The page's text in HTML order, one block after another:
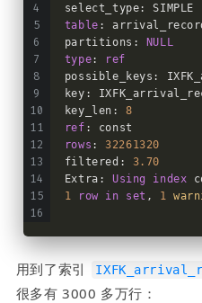
select_type: SIMPLE
table :
partitions: NULL
type:
ref
possible_keys:
key:
key_len: 8
ref : const
rows : 32261320
filtered: 3.70
Extra: Using index
1
row in set , 1
用到了索引
很多有 3000 多万行：